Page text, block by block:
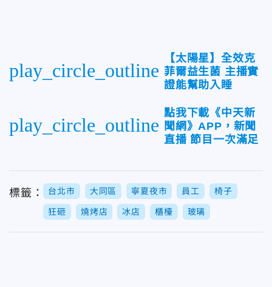
play_circle_outline
【太陽星】全效克
菲爾益生菌 主播實
證能幫助入睡
play_circle_outline
點我下載《中天新
聞網》APP，新聞
直播 節目一次滿足
標籤： 台北市 大同區 寧夏夜市 員工 椅子
狂砸 燒烤店 冰店 櫃檯 玻璃